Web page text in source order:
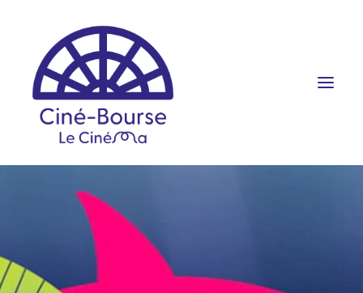
FILMS ET HORAIRES
ÉVÉNEMENTS
SCOLAIRES